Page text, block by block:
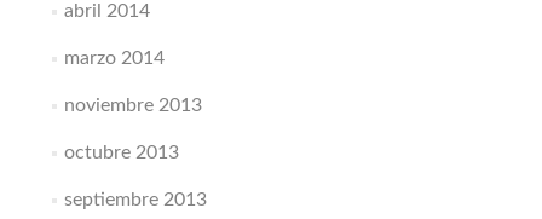
abril 2014
marzo 2014
noviembre 2013
octubre 2013
septiembre 2013